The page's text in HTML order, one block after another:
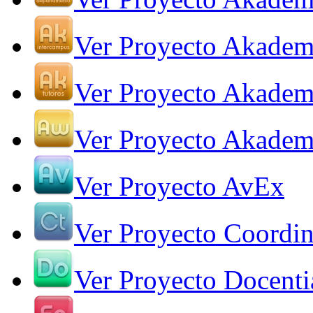
Ver Proyecto
Ver Proyecto
Ver Proyecto
Ver Proyecto AvEx
Ver Proyecto
Ver Proyecto